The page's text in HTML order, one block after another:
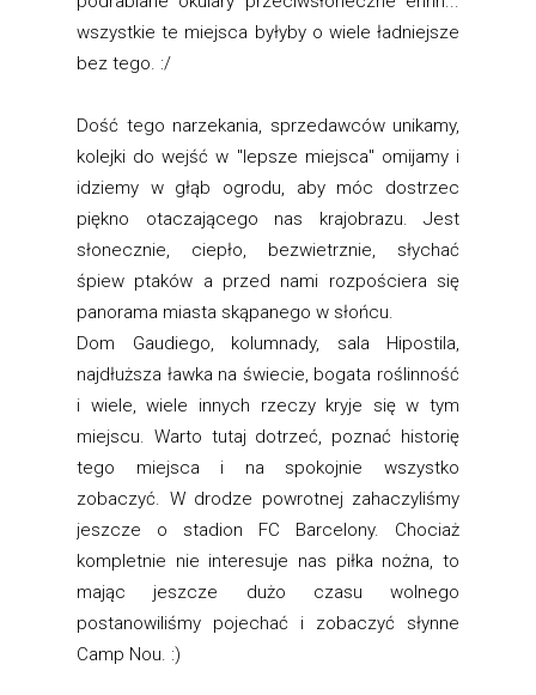
wszystkie te miejsca byłyby o wiele ładniejsze
bez tego. :/
Dość tego narzekania, sprzedawców unikamy,
kolejki do wejść w "lepsze miejsca" omijamy i
idziemy w głąb ogrodu, aby móc dostrzec
piękno otaczającego nas krajobrazu. Jest
słonecznie, ciepło, bezwietrznie, słychać
śpiew ptaków a przed nami rozpościera się
panorama miasta skąpanego w słońcu.
Dom Gaudiego, kolumnady, sala Hipostila,
najdłuższa ławka na świecie, bogata roślinność
i wiele, wiele innych rzeczy kryje się w tym
miejscu. Warto tutaj dotrzeć, poznać historię
tego miejsca i na spokojnie wszystko
zobaczyć. W drodze powrotnej zahaczyliśmy
jeszcze o stadion FC Barcelony. Chociaż
kompletnie nie interesuje nas piłka nożna, to
mając jeszcze dużo czasu wolnego
postanowiliśmy pojechać i zobaczyć słynne
Camp Nou. :)